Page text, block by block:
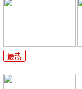
最热